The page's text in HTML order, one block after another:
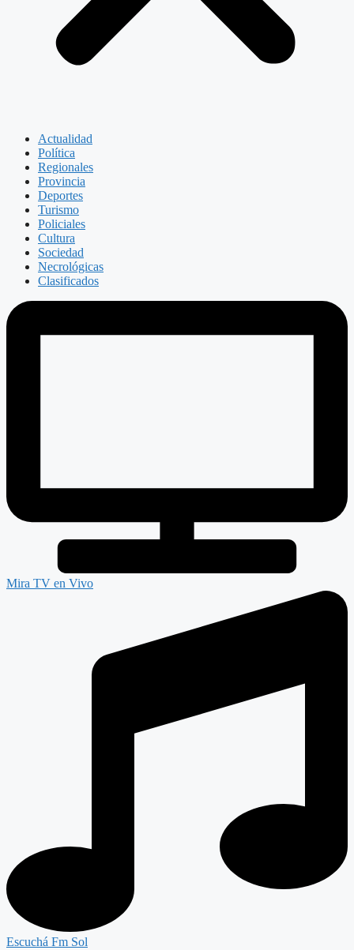
Actualidad
Política
Regionales
Provincia
Deportes
Turismo
Policiales
Cultura
Sociedad
Necrológicas
Clasificados
Mira TV en Vivo
Escuchá Fm Sol